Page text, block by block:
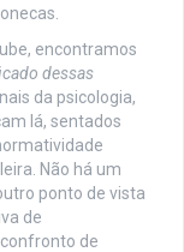
encontramos
dessas
da psicologia,
lá, sentados
Não há um
ponto de vista
de
de